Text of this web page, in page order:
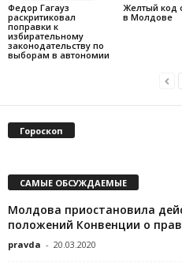
Федор Гагауз
раскритиковал
поправки к
избирательному
законодательству по
выборам в автономии
Желтый код
в Молдове
Гороскоп
САМЫЕ ОБСУЖДАЕМЫЕ
Молдова приостановила
положений Конвенции о
pravda - 20.03.2020